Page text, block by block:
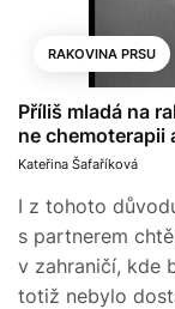
RAKOVINA PRSU
Příliš mladá na
ne chemoterapii
Kateřina Šafaříková
I z tohoto
s partnerem
v zahraničí, kde
totiž nebylo